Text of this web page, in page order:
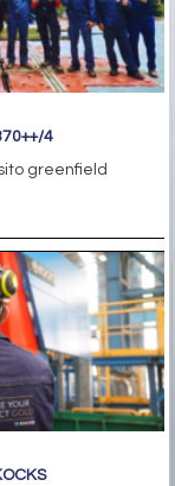
4
greenfield